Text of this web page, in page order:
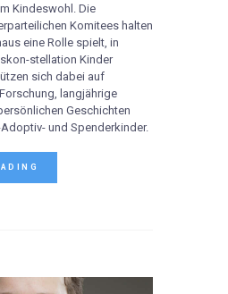
Kindeswohl. Die
Komitees halten
eine Rolle spielt, in
stellation Kinder
sich dabei auf
langjährige
Geschichten
und Spenderkinder.